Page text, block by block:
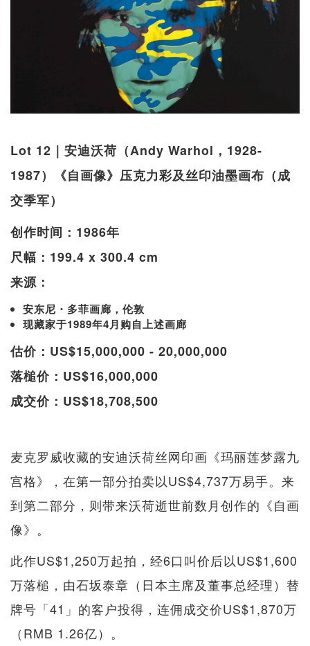
Lot 12｜安迪沃荷（Andy Warhol，1928-
1987）《自画像》压克力彩及丝印油墨画布（成
交季军）
创作时间：1986年
尺幅：199.4 x 300.4 cm
来源：
安东尼・多菲画廊，伦敦
现藏家于1989年4月购自上述画廊
估价：US$15,000,000 - 20,000,000
落槌价：US$16,000,000
成交价：US$18,708,500
麦克罗威收藏的安迪沃荷丝网印画《玛丽莲梦露九
宫格》，在第一部分拍卖以US$4,737万易手。来
到第二部分，则带来沃荷逝世前数月创作的《自画
像》。
此作US$1,250万起拍，经6口叫价后以US$1,600
万落槌，由石坂泰章（日本主席及董事总经理）替
牌号「41」的客户投得，连佣成交价US$1,870万
（RMB 1.26亿）。